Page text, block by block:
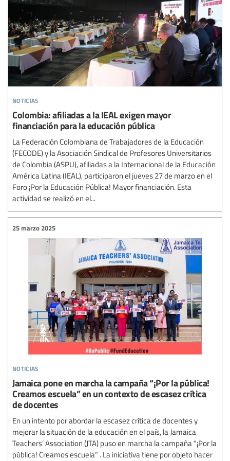
noticias
Colombia: afiliadas a la IEAL exigen mayor
financiación para la educación pública
La Federación Colombiana de Trabajadores de la Educación
(FECODE) y la Asociación Sindical de Profesores Universitarios
de Colombia (ASPU), afiliadas a la Internacional de la Educación
América Latina (IEAL), participaron el jueves 27 de marzo en el
Foro ¡Por la Educación Pública! Mayor financiación. Esta
actividad se realizó en el...
noticias
25 marzo 2025
Jamaica pone en marcha la campaña “¡Por la pública!
Creamos escuela” en un contexto de escasez crítica
de docentes
En un intento por abordar la escasez crítica de docentes y
mejorar la situación de la educación en el país, la Jamaica
Teachers’ Association (JTA) puso en marcha la campaña “¡Por la
pública! Creamos escuela” . La iniciativa tiene por objeto hacer